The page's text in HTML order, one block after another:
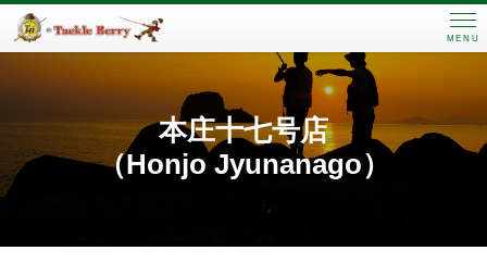
MENU
本庄十七号店
（Honjo Jyunanago）